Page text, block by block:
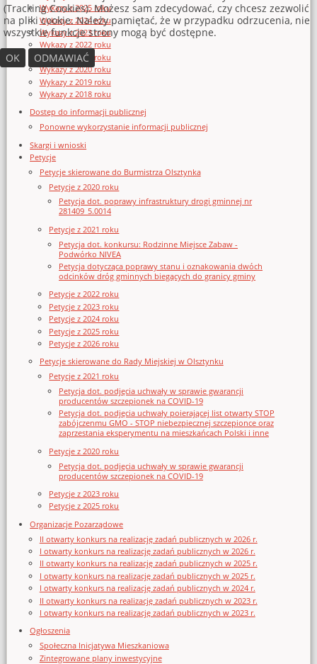
Wykazy z 2025 roku
Wykazy z 2024 roku
Wykazy z 2023 roku
Wykazy z 2022 roku
Wykazy z 2021 roku
Wykazy z 2020 roku
Wykazy z 2019 roku
Wykazy z 2018 roku
Dostęp do informacji publicznej
Ponowne wykorzystanie informacji publicznej
Skargi i wnioski
Petycje
Petycje skierowane do Burmistrza Olsztynka
Petycje z 2020 roku
Petycja dot. poprawy infrastruktury drogi gminnej nr
281409_5.0014
Petycje z 2021 roku
Petycja dot. konkursu: Rodzinne Miejsce Zabaw -
Podwórko NIVEA
Petycja dotycząca poprawy stanu i oznakowania dwóch
odcinków dróg gminnych biegących do granicy gminy
Petycje z 2022 roku
Petycje z 2023 roku
Petycje z 2024 roku
Petycje z 2025 roku
Petycje z 2026 roku
Petycje skierowane do Rady Miejskiej w Olsztynku
Petycje z 2021 roku
Petycja dot. podjęcia uchwały w sprawie gwarancji
producentów szczepionek na COVID-19
Petycja dot. podjęcia uchwały poierającej list otwarty STOP
zabójczenmu GMO - STOP niebezpiecznej szczepionce oraz
zaprzestania eksperymentu na mieszkańcach Polski i inne
Petycje z 2020 roku
Petycja dot. podjęcia uchwały w sprawie gwarancji
producentów szczepionek na COVID-19
Petycje z 2023 roku
Petycje z 2025 roku
Organizacje Pozarządowe
II otwarty konkurs na realizację zadań publicznych w 2026 r.
I otwarty konkurs na realizację zadań publicznych w 2026 r.
II otwarty konkurs na realizację zadań publicznych w 2025 r.
I otwarty konkurs na realizację zadań publicznych w 2025 r.
I otwarty konkurs na realizację zadań publicznych w 2024 r.
II otwarty konkurs na realizację zadań publicznych w 2023 r.
I otwarty konkurs na realizację zadań publicznych w 2023 r.
Ogłoszenia
Społeczna Inicjatywa Mieszkaniowa
Zintegrowane plany inwestycyjne
(Tracking Cookies). Możesz sam zdecydować, czy chcesz zezwolić
na pliki cookie. Należy pamiętać, że w przypadku odrzucenia, nie
wszystkie funkcje strony mogą być dostępne.
OK
ODMAWIAĆ